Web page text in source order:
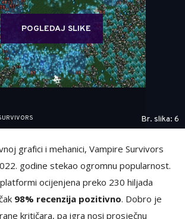
POGLEDAJ SLIKE
Br. slika: 6
grafici i mehanici, Vampire Survivors
godine stekao ogromnu popularnost.
ocijenjena preko 230 hiljada
98% recenzija pozitivno. Dobro je
kritičara, pa igra nosi prosječnu